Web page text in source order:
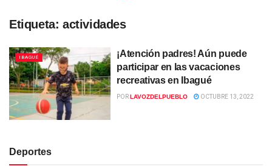
Etiqueta: actividades
IBAGUÉ
¡Atención padres! Aún puede
participar en las vacaciones
recreativas en Ibagué
PORLAVOZDELPUEBLO OCTUBRE 13, 2022
Deportes